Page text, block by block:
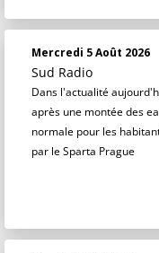
Mercredi 5 Août 2026
Sud Radio
Dans l'actualité
après une montée des
normale pour les
par le Sparta Prague